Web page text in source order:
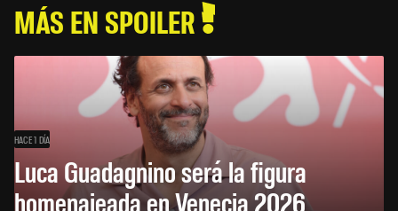
MÁS EN SPOILER
HACE 1 DÍA
Luca Guadagnino será la figura
homenajeada en Venecia 2026